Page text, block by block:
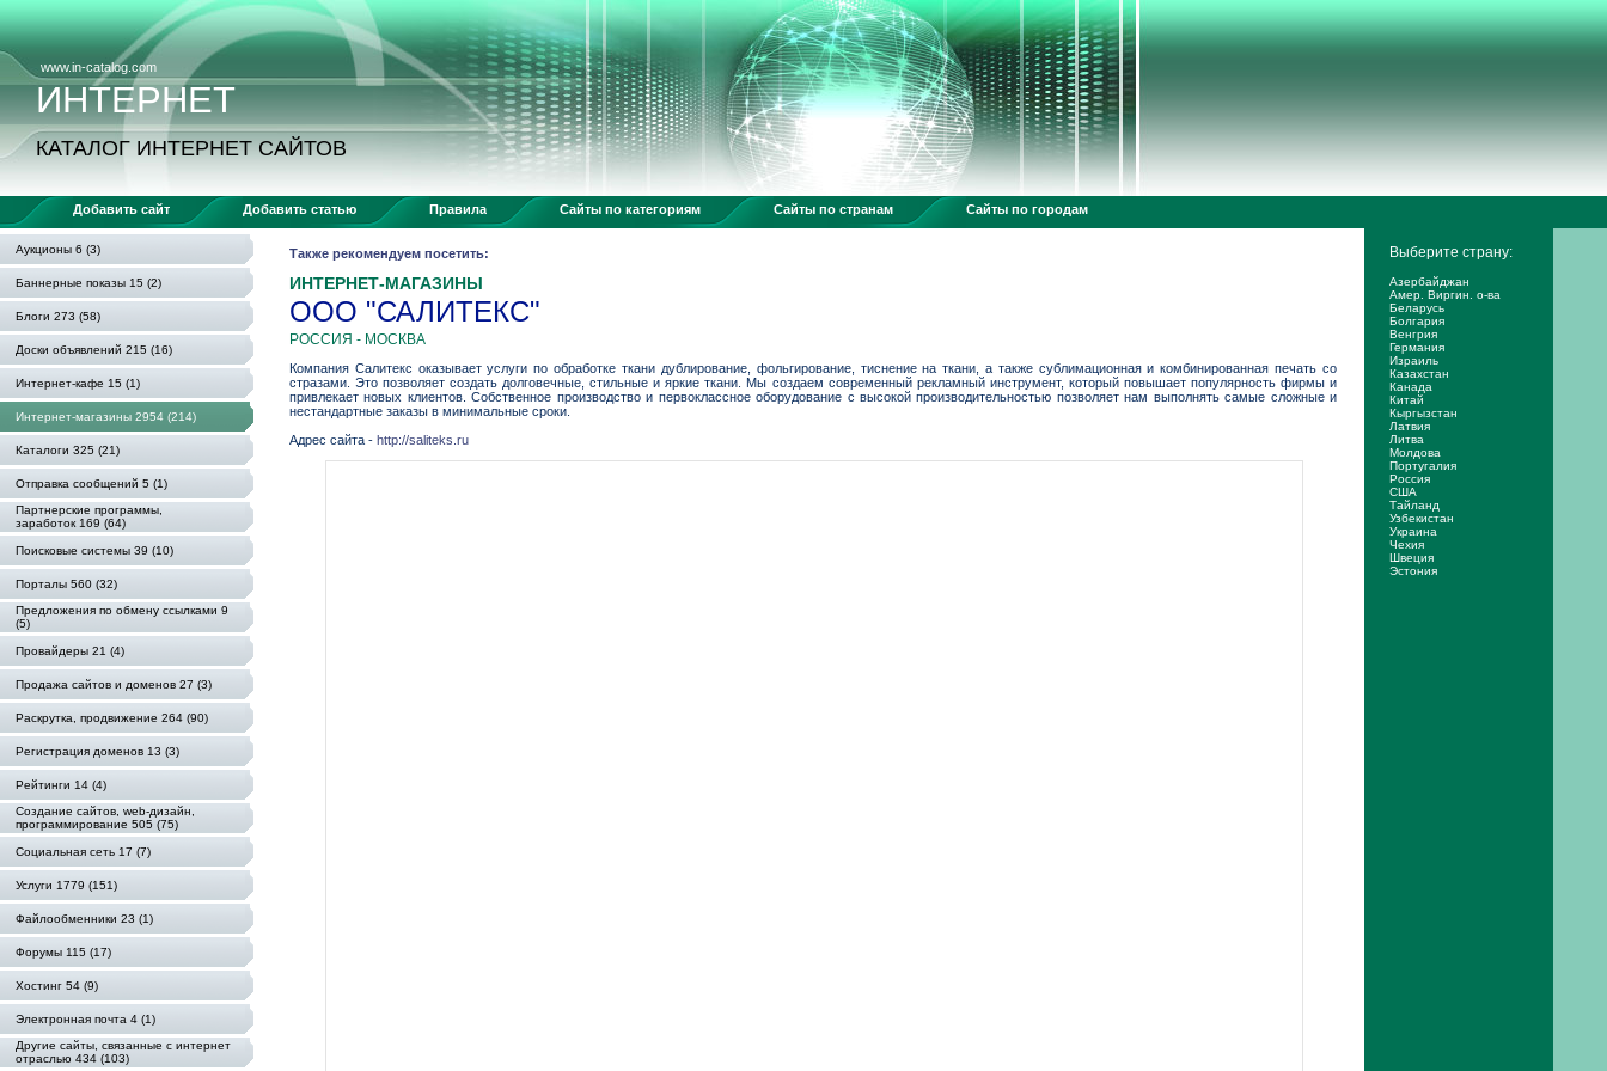
www.in-catalog.com
ИНТЕРНЕТ
КАТАЛОГ ИНТЕРНЕТ САЙТОВ
Добавить сайт Добавить статью Правила Сайты по категориям Сайты по странам Сайты по городам
Аукционы 6 (3)
Баннерные показы 15 (2)
Блоги 273 (58)
Доски объявлений 215 (16)
Интернет-кафе 15 (1)
Интернет-магазины 2954 (214)
Каталоги 325 (21)
Отправка сообщений 5 (1)
Партнерские программы,
заработок 169 (64)
Поисковые системы 39 (10)
Порталы 560 (32)
Предложения по обмену ссылками 9
(5)
Провайдеры 21 (4)
Продажа сайтов и доменов 27 (3)
Раскрутка, продвижение 264 (90)
Регистрация доменов 13 (3)
Рейтинги 14 (4)
Создание сайтов, web-дизайн,
программирование 505 (75)
Социальная сеть 17 (7)
Услуги 1779 (151)
Файлообменники 23 (1)
Форумы 115 (17)
Хостинг 54 (9)
Электронная почта 4 (1)
Другие сайты, связанные с интернет
отраслью 434 (103)
Также рекомендуем посетить:
ИНТЕРНЕТ-МАГАЗИНЫ
ООО "САЛИТЕКС"
РОССИЯ - МОСКВА
Компания Салитекс оказывает услуги по обработке ткани дублирование, фольгирование, тиснение на ткани, а также сублимационная и комбинированная печать со
стразами. Это позволяет создать долговечные, стильные и яркие ткани. Мы создаем современный рекламный инструмент, который повышает популярность фирмы и
привлекает новых клиентов. Собственное производство и первоклассное оборудование с высокой производительностью позволяет нам выполнять самые сложные и
нестандартные заказы в минимальные сроки.
Адрес сайта - http://saliteks.ru
Выберите страну:
Азербайджан
Амер. Виргин. о-ва
Беларусь
Болгария
Венгрия
Германия
Израиль
Казахстан
Канада
Китай
Кыргызстан
Латвия
Литва
Молдова
Португалия
Россия
США
Тайланд
Узбекистан
Украина
Чехия
Швеция
Эстония